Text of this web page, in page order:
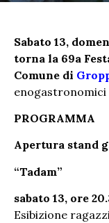
Sabato 13,
torna la 69a
Comune di
enogastronomici
PROGRAMMA
Apertura stand
“Tadam”
sabato 13, ore
Esibizione